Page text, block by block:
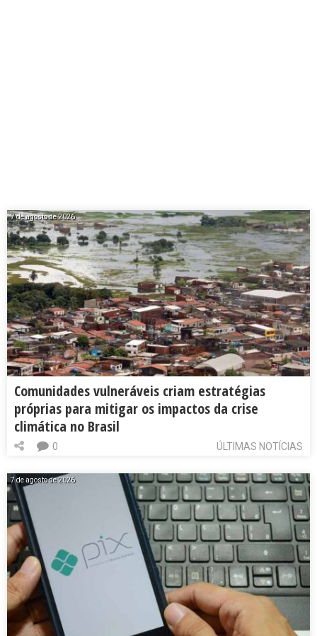
7 de agosto de 2026
Comunidades vulneráveis criam estratégias
próprias para mitigar os impactos da crise
climática no Brasil
ÚLTIMAS NOTÍCIAS
0
7 de agosto de 2026